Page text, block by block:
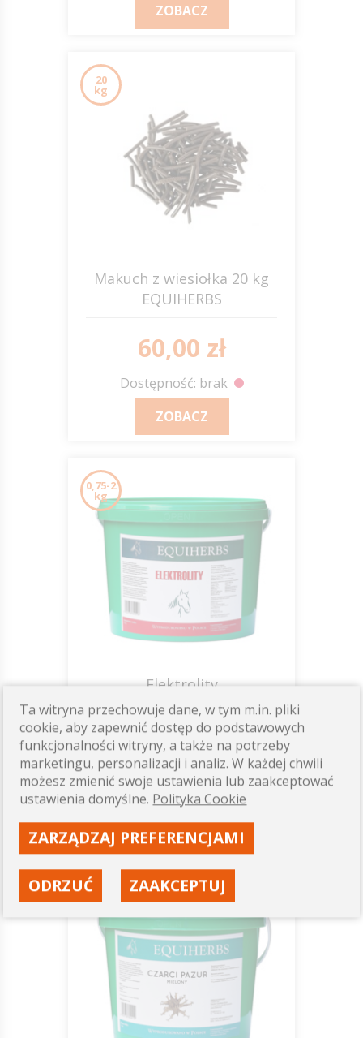
ZOBACZ
20
kg
Makuch z wiesiołka 20 kg
EQUIHERBS
60,00 zł
Dostępność: brak
ZOBACZ
0,75-2
kg
Elektrolity
EQUIHERBS
29,00 zł
Dostępność: wysoka
ZOBACZ
0,5-1
kg
Ta witryna przechowuje dane, w tym m.in. pliki
cookie, aby zapewnić dostęp do podstawowych
funkcjonalności witryny, a także na potrzeby
marketingu, personalizacji i analiz. W każdej chwili
możesz zmienić swoje ustawienia lub zaakceptować
ustawienia domyślne. Polityka Cookie
ZARZĄDZAJ PREFERENCJAMI
ODRZUĆ ZAAKCEPTUJ